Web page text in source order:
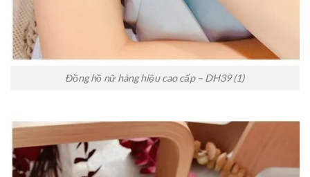
Đồng hồ nữ hàng hiệu cao cấp – DH39 (1)